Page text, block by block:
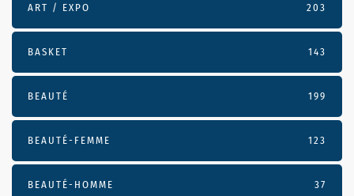
ART / EXPO 203
BASKET 143
BEAUTÉ 199
BEAUTÉ-FEMME 123
BEAUTÉ-HOMME 37